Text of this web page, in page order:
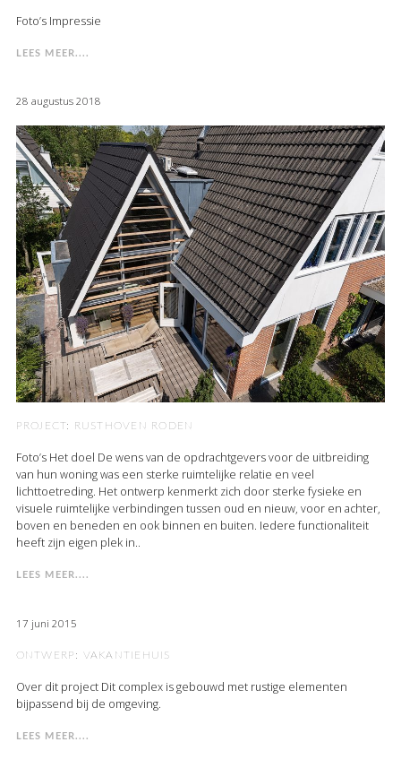
Foto’s Impressie
LEES MEER....
28 augustus 2018
PROJECT: RUSTHOVEN RODEN
Foto’s Het doel De wens van de opdrachtgevers voor de uitbreiding
van hun woning was een sterke ruimtelijke relatie en veel
lichttoetreding. Het ontwerp kenmerkt zich door sterke fysieke en
visuele ruimtelijke verbindingen tussen oud en nieuw, voor en achter,
boven en beneden en ook binnen en buiten. Iedere functionaliteit
heeft zijn eigen plek in..
LEES MEER....
17 juni 2015
ONTWERP: VAKANTIEHUIS
Over dit project Dit complex is gebouwd met rustige elementen
bijpassend bij de omgeving.
LEES MEER....